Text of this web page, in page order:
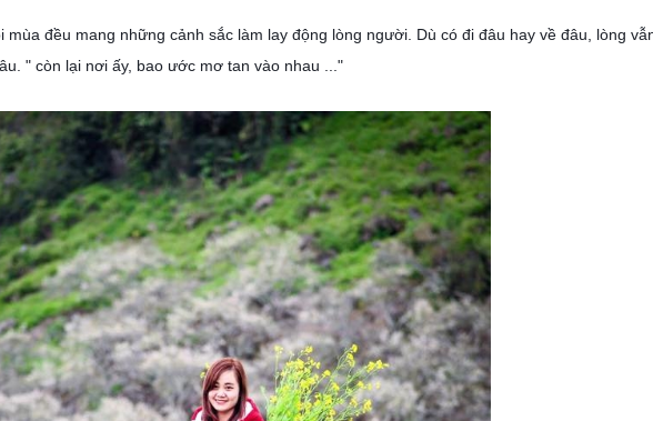
mùa đều mang những cảnh sắc làm lay động lòng người. Dù có đi đâu hay về đâu, lòng
" còn lại nơi ấy, bao ước mơ tan vào nhau ..."